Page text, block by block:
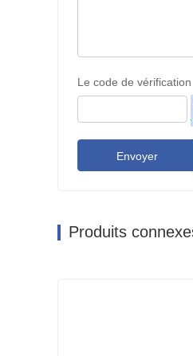
Le code de vérification
Envoyer
Produits